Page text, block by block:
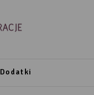
Dodatki